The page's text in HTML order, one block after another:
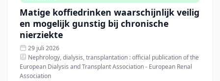
Matige koffiedrinken waarschijnlijk veilig
en mogelijk gunstig bij chronische
nierziekte
29 juli 2026
Nephrology, dialysis, transplantation : official publication of the
European Dialysis and Transplant Association - European Renal
Association